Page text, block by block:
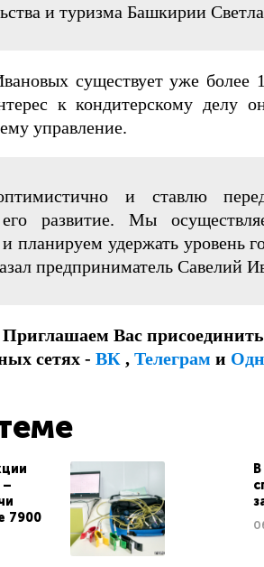
и туризма Башкирии
существует уже более
к кондитерскому делу
управление.
и ставлю
развитие. Мы
планируем удержать уровень
предприниматель Савелий
Приглашаем Вас
сетях - ВК , Телеграм и
–
7900